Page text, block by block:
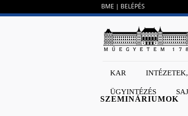
BME | BELÉPÉS
KAR
ÜGYINTÉZÉS
SZEMINÁRIUMOK